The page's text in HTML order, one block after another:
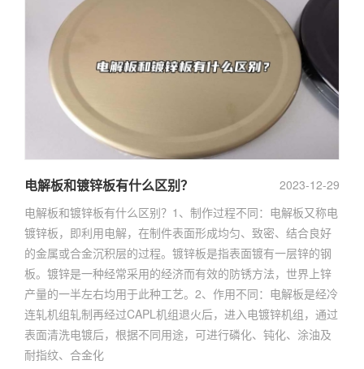
2023-12-29
电解板和镀锌板有什么区别？
电解板和镀锌板有什么区别？1、制作过程不同：电解板又称电
镀锌板，即利用电解，在制件表面形成均匀、致密、结合良好
的金属或合金沉积层的过程。镀锌板是指表面镀有一层锌的钢
板。镀锌是一种经常采用的经济而有效的防锈方法，世界上锌
产量的一半左右均用于此种工艺。2、作用不同：电解板是经冷
连轧机组轧制再经过CAPL机组退火后，进入电镀锌机组，通过
表面清洗电镀后，根据不同用途，可进行磷化、钝化、涂油及
耐指纹、合金化